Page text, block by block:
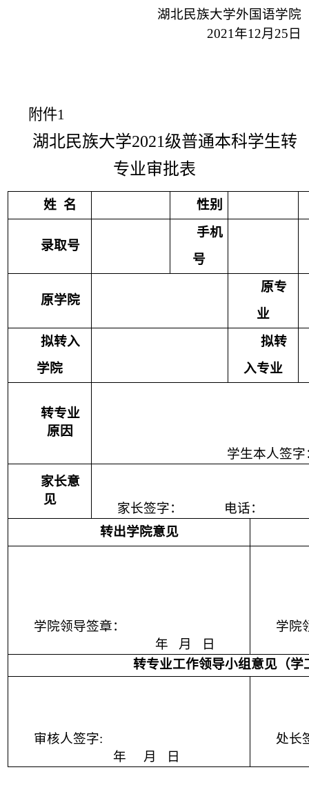
湖北民族大学外国语学院
2021年12月 25 日
附件1
湖北民族大学2021级普通本科学生转
专业审批表
姓 名 性别
录取号
手机
号
原学院
原专
业
拟转入
学院
拟转
入专业
转专业
原因
学生本人签字
家长意
见
家长签字：
电话：
转出学院意见
学院领导签章：
年
月 日
学院
转专业工作领导小组意见（学
审核人签字:
年
月 日
处长